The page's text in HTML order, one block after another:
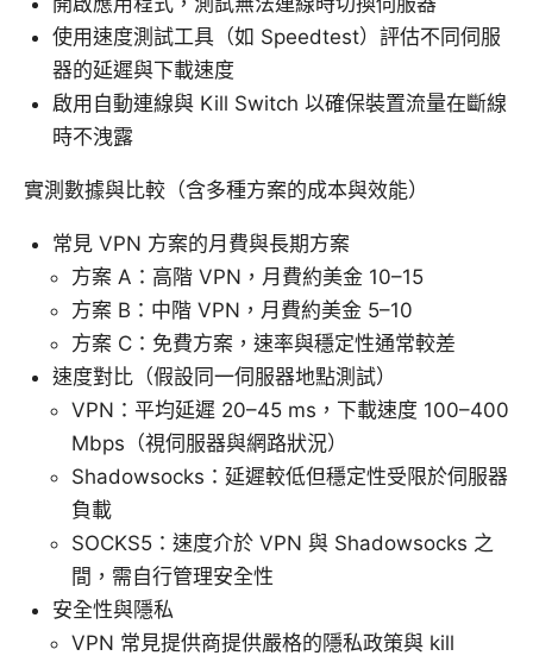
使用速度測試工具（如 Speedtest）評估不同伺服
器的延遲與下載速度
啟用自動連線與 Kill Switch 以確保裝置流量在斷線
時不洩露
實測數據與比較（含多種方案的成本與效能）
常見 VPN 方案的月費與長期方案
方案 A：高階 VPN，月費約美金 10–15
方案 B：中階 VPN，月費約美金 5–10
方案 C：免費方案，速率與穩定性通常較差
速度對比（假設同一伺服器地點測試）
VPN：平均延遲 20–45 ms，下載速度 100–400
Mbps（視伺服器與網路狀況）
Shadowsocks：延遲較低但穩定性受限於伺服器
負載
SOCKS5：速度介於 VPN 與 Shadowsocks 之
間，需自行管理安全性
安全性與隱私
VPN 常見提供商提供嚴格的隱私政策與 kill